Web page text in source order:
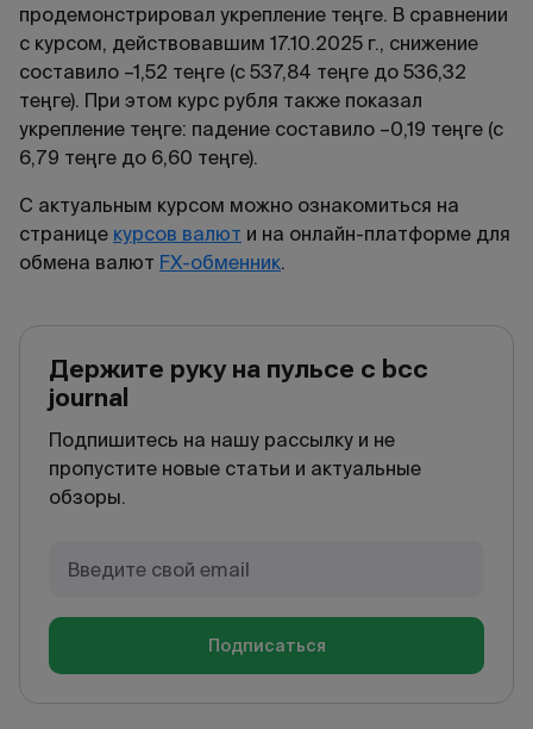
продемонстрировал укрепление теңге. В сравнении
с курсом, действовавшим 17.10.2025 г., снижение
составило –1,52 теңге (с 537,84 теңге до 536,32
теңге). При этом курс рубля также показал
укрепление теңге: падение составило –0,19 теңге (с
6,79 теңге до 6,60 теңге).
С актуальным курсом можно ознакомиться на
странице курсов валют и на онлайн-платформе для
обмена валют FX-обменник.
Держите руку на пульсе с bcc
journal
Подпишитесь на нашу рассылку и не
пропустите новые статьи и актуальные
обзоры.
Подписаться